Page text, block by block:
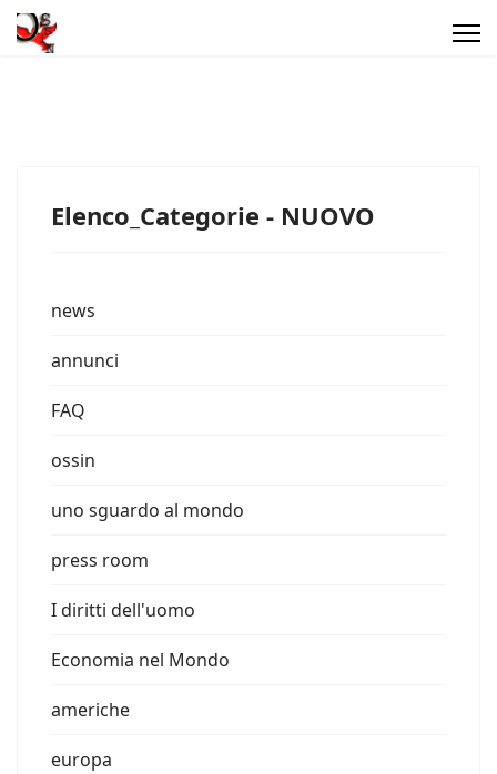
Elenco_Categorie - NUOVO
news
annunci
FAQ
ossin
uno sguardo al mondo
press room
I diritti dell'uomo
Economia nel Mondo
americhe
europa